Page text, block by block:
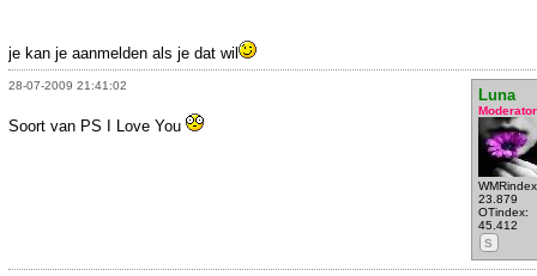
je kan je aanmelden als je dat wil
28-07-2009 21:41:02
Luna
Moderator
23.879
OTindex:
45.412
S
Soort van PS I Love You